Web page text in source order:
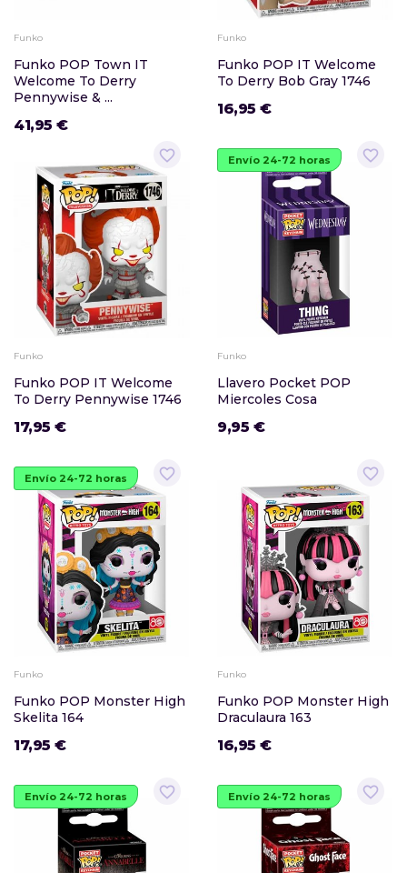
Funko
Funko POP Town IT
Welcome To Derry
Pennywise & ...
41,95 €
Funko
Funko POP IT Welcome
To Derry Bob Gray 1746
16,95 €
favorite_border
Funko
Funko POP IT Welcome
To Derry Pennywise 1746
17,95 €
favorite_border
Envío 24-72 horas
Funko
Llavero Pocket POP
Miercoles Cosa
9,95 €
favorite_border
Envío 24-72 horas
Funko
Funko POP Monster High
Skelita 164
17,95 €
favorite_border
Funko
Funko POP Monster High
Draculaura 163
16,95 €
favorite_border
Envío 24-72 horas favorite_border
Envío 24-72 horas